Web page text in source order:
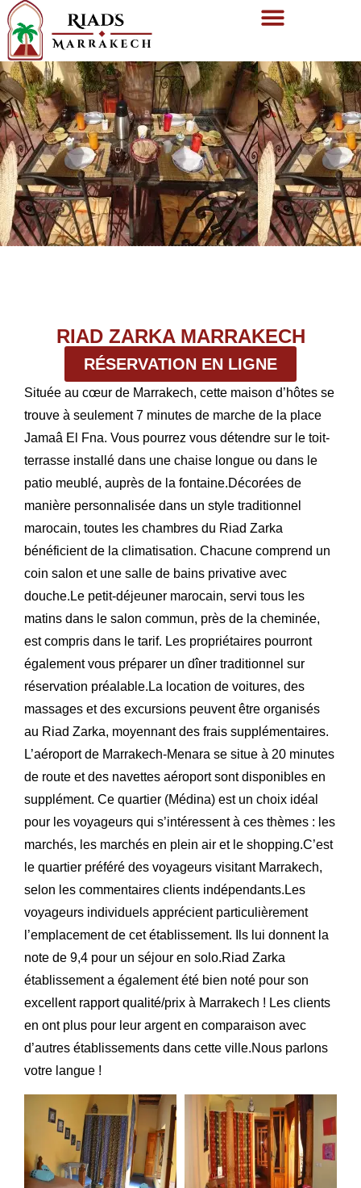
RIAD ZARKA MARRAKECH
RÉSERVATION EN LIGNE
Située au cœur de Marrakech, cette maison d’hôtes se
trouve à seulement 7 minutes de marche de la place
Jamaâ El Fna. Vous pourrez vous détendre sur le toit-
terrasse installé dans une chaise longue ou dans le
patio meublé, auprès de la fontaine.Décorées de
manière personnalisée dans un style traditionnel
marocain, toutes les chambres du Riad Zarka
bénéficient de la climatisation. Chacune comprend un
coin salon et une salle de bains privative avec
douche.Le petit-déjeuner marocain, servi tous les
matins dans le salon commun, près de la cheminée,
est compris dans le tarif. Les propriétaires pourront
également vous préparer un dîner traditionnel sur
réservation préalable.La location de voitures, des
massages et des excursions peuvent être organisés
au Riad Zarka, moyennant des frais supplémentaires.
L’aéroport de Marrakech-Menara se situe à 20 minutes
de route et des navettes aéroport sont disponibles en
supplément. Ce quartier (Médina) est un choix idéal
pour les voyageurs qui s’intéressent à ces thèmes : les
marchés, les marchés en plein air et le shopping.C’est
le quartier préféré des voyageurs visitant Marrakech,
selon les commentaires clients indépendants.Les
voyageurs individuels apprécient particulièrement
l’emplacement de cet établissement. Ils lui donnent la
note de 9,4 pour un séjour en solo.Riad Zarka
établissement a également été bien noté pour son
excellent rapport qualité/prix à Marrakech ! Les clients
en ont plus pour leur argent en comparaison avec
d’autres établissements dans cette ville.Nous parlons
votre langue !